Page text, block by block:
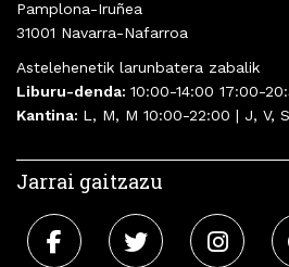
Pamplona-Iruñea
31001 Navarra-Nafarroa
Astelehenetik larunbatera zabalik
Liburu-denda: 10:00-14:00 17:00-
Kantina: L, M, M 10:00-22:00 | J, V,
Jarrai gaitzazu